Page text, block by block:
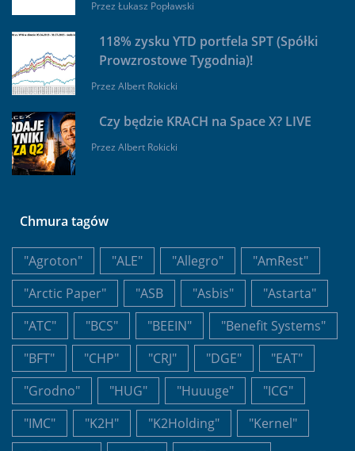
Przez Łukasz Popławski
118% zysku YTD portfela SPT (Spółki
Prowzrostowe Tygodnia)!
Przez Albert Rokicki
Czy będzie KRACH na Space X? LIVE
Przez Albert Rokicki
Chmura tagów
"Agroton" "ALE" "Allegro"
"AmRest"
"Arctic Paper"
"ASB "Asbis"
"Astarta"
"ATC"
"BCS" "BEEIN"
"Benefit Systems"
"BFT"
"CHP" "CRJ" "DGE"
"EAT"
"Grodno"
"HUG" "Huuuge"
"ICG"
"IMC"
"K2H" "K2Holding"
"Kernel"